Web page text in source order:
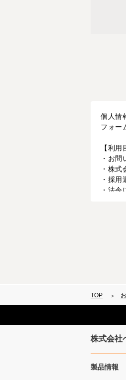
個人情
フォー
【利用
・お
・株
・採
・法
この
お問
本サ
TOP
株式会社
製品情報